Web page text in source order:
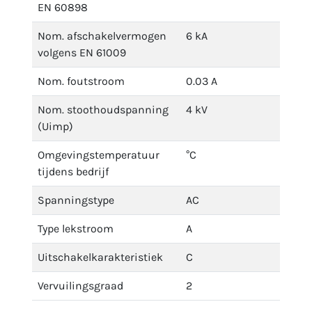
EN 60898
Nom. afschakelvermogen
volgens EN 61009
6 kA
Nom. foutstroom 0.03 A
Nom. stoothoudspanning
(Uimp)
4 kV
Omgevingstemperatuur
tijdens bedrijf
°C
Spanningstype AC
Type lekstroom A
Uitschakelkarakteristiek C
Vervuilingsgraad 2